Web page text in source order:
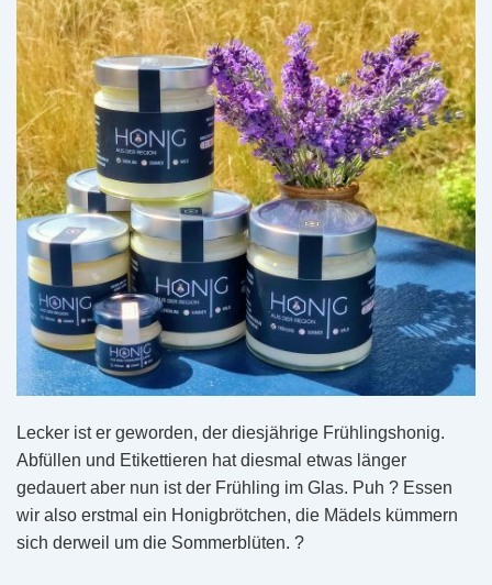
Lecker ist er geworden, der diesjährige Frühlingshonig.
Abfüllen und Etikettieren hat diesmal etwas länger
gedauert aber nun ist der Frühling im Glas. Puh ? Essen
wir also erstmal ein Honigbrötchen, die Mädels kümmern
sich derweil um die Sommerblüten. ?